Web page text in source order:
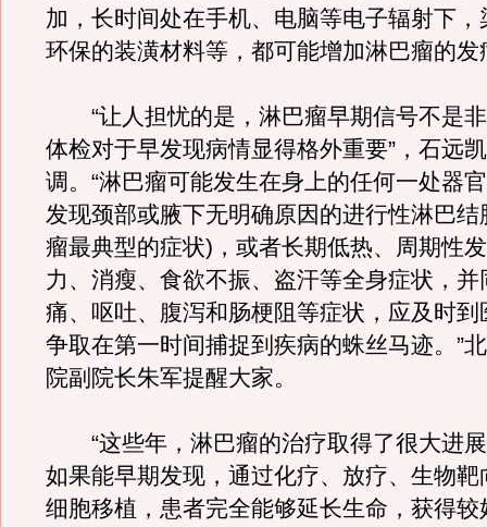
加，长时间处在手机、电脑等电子辐射下，
环保的装潢材料等，都可能增加淋巴瘤的发
“让人担忧的是，淋巴瘤早期信号不是
体检对于早发现病情显得格外重要”，石远
调。“淋巴瘤可能发生在身上的任何一处器
发现颈部或腋下无明确原因的进行性淋巴结
瘤最典型的症状)，或者长期低热、周期性
力、消瘦、食欲不振、盗汗等全身症状，并
痛、呕吐、腹泻和肠梗阻等症状，应及时到
争取在第一时间捕捉到疾病的蛛丝马迹。”
院副院长朱军提醒大家。
“这些年，淋巴瘤的治疗取得了很大进展
如果能早期发现，通过化疗、放疗、生物靶
细胞移植，患者完全能够延长生命，获得较